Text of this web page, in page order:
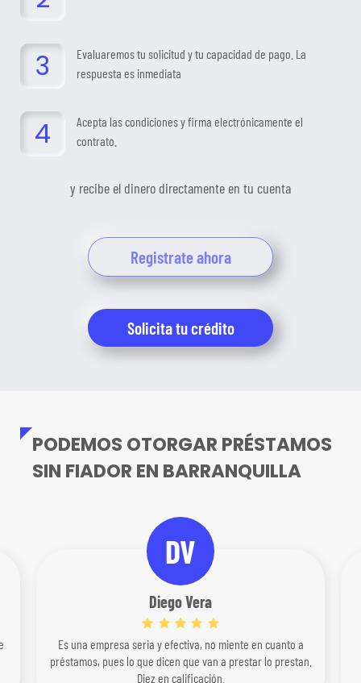
Evaluaremos tu solicitud y tu capacidad de pago. La
respuesta es inmediata
Acepta las condiciones y firma electrónicamente el
contrato.
y recibe el dinero directamente en tu cuenta
Registrate ahora
Solicita tu crédito
PODEMOS OTORGAR PRÉSTAMOS
SIN FIADOR EN BARRANQUILLA
DV
Diego Vera
Es una empresa seria y efectiva, no miente en cuanto a
préstamos, pues lo que dicen que van a prestar lo prestan.
Diez en calificación.